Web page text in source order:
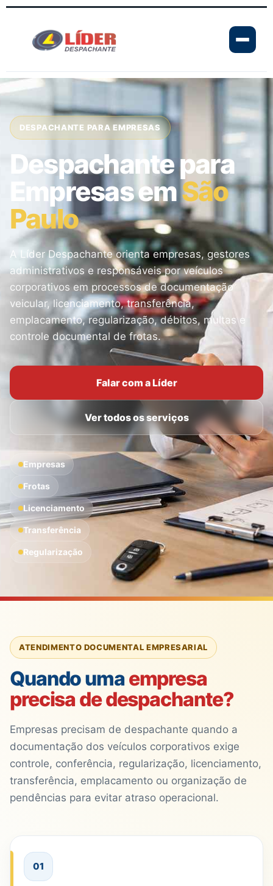
DESPACHANTE PARA EMPRESAS
Despachante para
Empresas emSão
Paulo
A Líder Despachante orienta empresas, gestores
administrativos e responsáveis por veículos
corporativos em processos de documentação
veicular, licenciamento, transferência,
emplacamento, regularização, débitos, multas e
controle documental de frotas.
Falar com a Líder
Ver todos os serviços
Empresas
Frotas
Licenciamento
Transferência
Regularização
ATENDIMENTO DOCUMENTAL EMPRESARIAL
Quando umaempresa
precisa de despachante?
Empresas precisam de despachante quando a
documentação dos veículos corporativos exige
controle, conferência, regularização, licenciamento,
transferência, emplacamento ou organização de
pendências para evitar atraso operacional.
01